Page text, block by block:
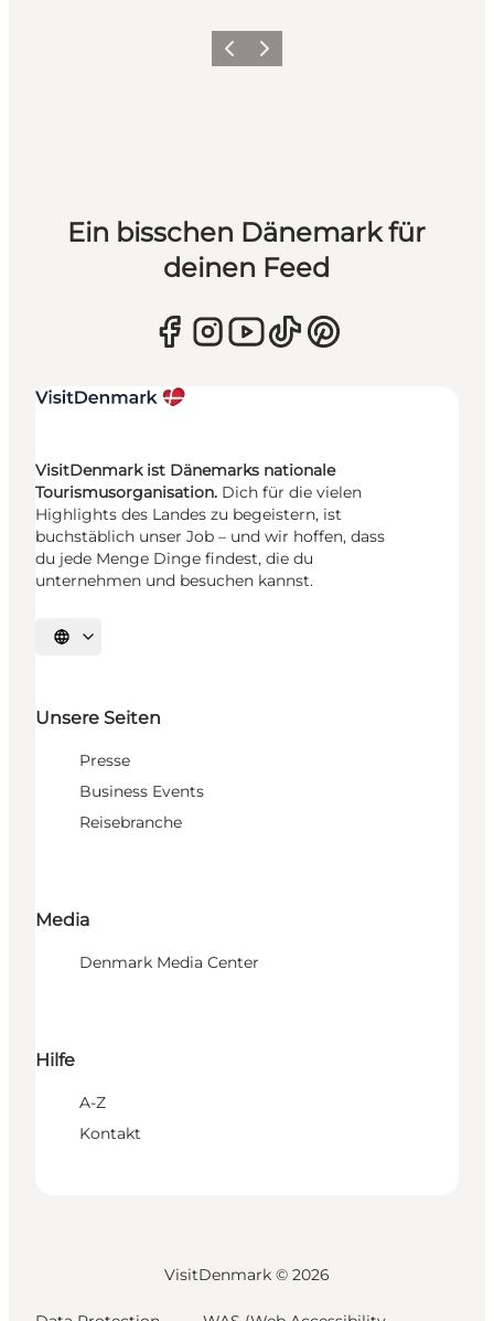
ZurückWeiter
Ein bisschen Dänemark für
deinen Feed
VisitDenmark ist Dänemarks nationale
Tourismusorganisation. Dich für die vielen
Highlights des Landes zu begeistern, ist
buchstäblich unser Job – und wir hoffen, dass
du jede Menge Dinge findest, die du
unternehmen und besuchen kannst.
Sprache auswählen
Unsere Seiten
Presse
Business Events
Reisebranche
Media
Denmark Media Center
Hilfe
A-Z
Kontakt
VisitDenmark © 2026